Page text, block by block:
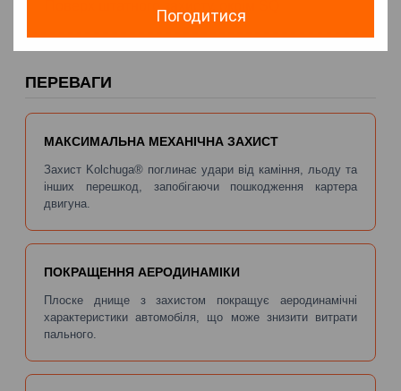
Погодитися
ПЕРЕВАГИ
МАКСИМАЛЬНА МЕХАНІЧНА ЗАХИСТ
Захист Kolchuga® поглинає удари від каміння, льоду та
інших перешкод, запобігаючи пошкодження картера
двигуна.
ПОКРАЩЕННЯ АЕРОДИНАМІКИ
Плоске днище з захистом покращує аеродинамічні
характеристики автомобіля, що може знизити витрати
пального.